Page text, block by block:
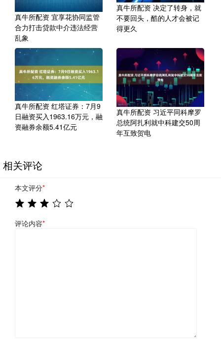
真牛所配资 宜享花协同监管
合力打击贷款中介违法经营
乱象
真牛所配资 决定了转身，就
不要回头，酷的人才会被记
得更久
真牛所配资 红塔证券：7月9
日融资买入1963.16万元，融
资融券余额5.41亿元
真牛所配资 习近平同科摩罗
总统阿扎利就中科建交50周
年互致贺电
相关评论
本文评分*
评论内容*